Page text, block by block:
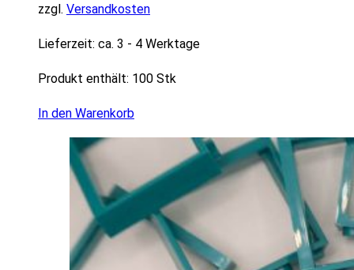
zzgl. Versandkosten
Lieferzeit: ca. 3 - 4 Werktage
Produkt enthält: 100 Stk
In den Warenkorb